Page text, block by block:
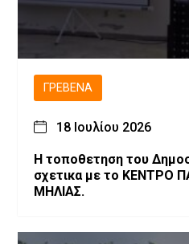
ΓΡΕΒΕΝΆ
18 Ιουλίου 2026
Η τοποθετηση του
σχετικα με το ΚΕΝΤΡΟ
ΜΗΛΙΑΣ.